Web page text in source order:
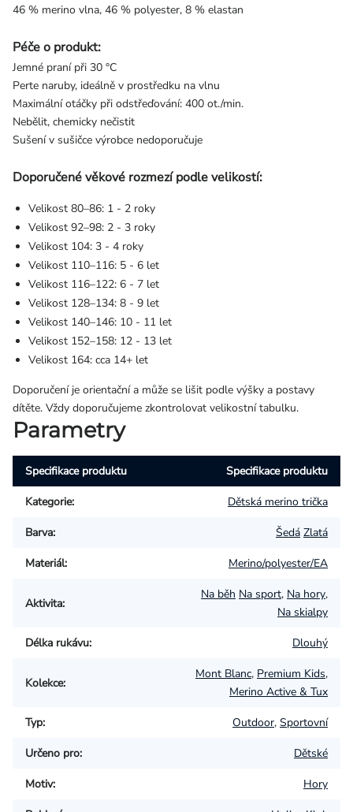
46 % merino vlna, 46 % polyester, 8 % elastan
Péče o produkt:
Jemné praní při 30 °C
Perte naruby, ideálně v prostředku na vlnu
Maximální otáčky při odstřeďování: 400 ot./min.
Nebělit, chemicky nečistit
Sušení v sušičce výrobce nedoporučuje
Doporučené věkové rozmezí podle velikostí:
Velikost 80–86: 1 - 2 roky
Velikost 92–98: 2 - 3 roky
Velikost 104: 3 - 4 roky
Velikost 110–116: 5 - 6 let
Velikost 116–122: 6 - 7 let
Velikost 128–134: 8 - 9 let
Velikost 140–146: 10 - 11 let
Velikost 152–158: 12 - 13 let
Velikost 164: cca 14+ let
Doporučení je orientační a může se lišit podle výšky a postavy
dítěte. Vždy doporučujeme zkontrolovat velikostní tabulku.
Parametry
Specifikace produktu Specifikace produktu
Kategorie: Dětská merino trička
Barva: Šedá Zlatá
Materiál: Merino/polyester/EA
Aktivita:
Na běh Na sport, Na hory,
Na skialpy
Délka rukávu: Dlouhý
Kolekce:
Mont Blanc, Premium Kids,
Merino Active & Tux
Typ: Outdoor, Sportovní
Určeno pro: Dětské
Motiv: Hory